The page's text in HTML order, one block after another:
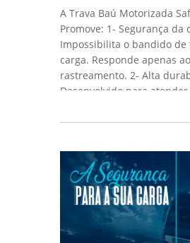
A Trava Baú Motorizada
Promove: 1- Segurança da
Impossibilita o bandido de
carga. Responde apenas
rastreamento. 2- Alta
Desenvolvido para atender